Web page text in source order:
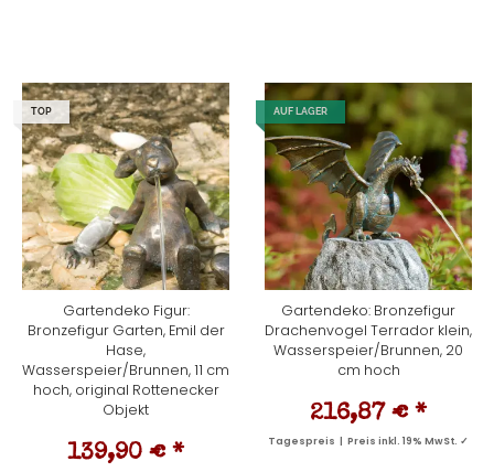
TOP
Gartendeko Figur:
Bronzefigur Garten, Emil der
Hase,
Wasserspeier/Brunnen, 11 cm
hoch, original Rottenecker
Objekt
139,90 € *
AUF LAGER
Gartendeko: Bronzefigur
Drachenvogel Terrador klein,
Wasserspeier/Brunnen, 20
cm hoch
216,87 € *
Tagespreis | Preis inkl. 19% MwSt. ✓